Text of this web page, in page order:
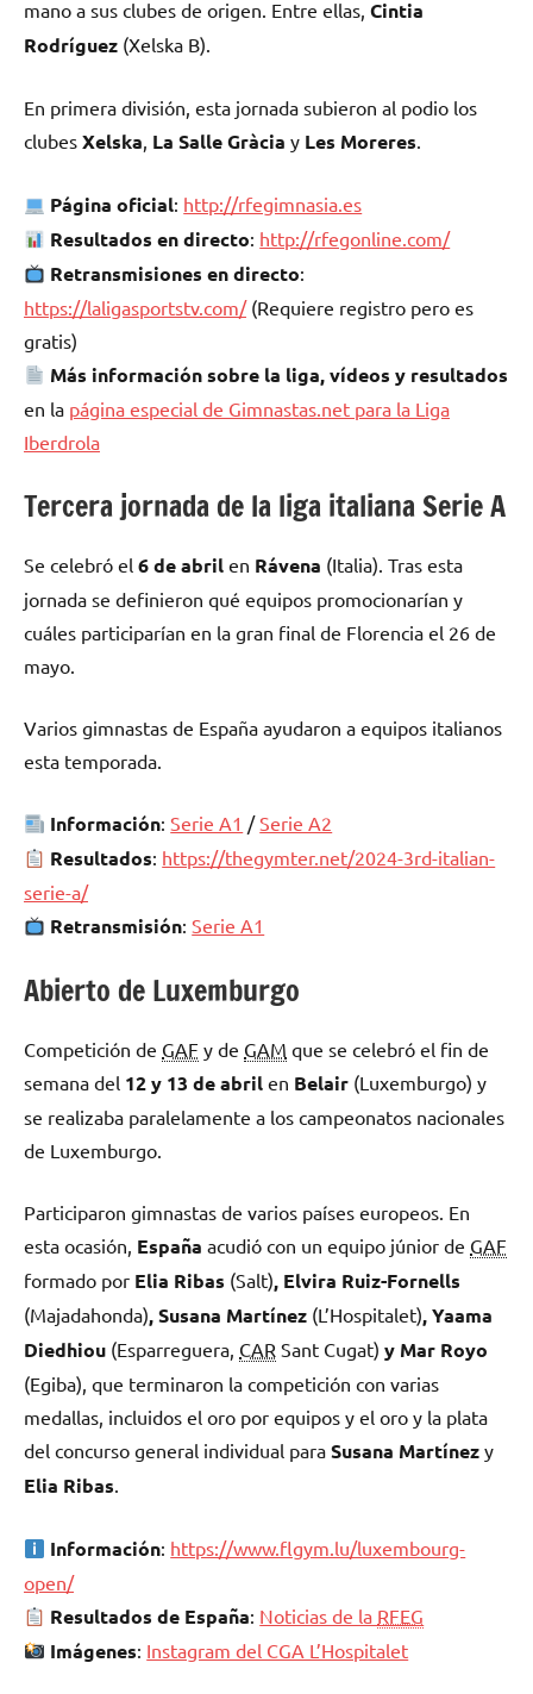
mano a sus clubes de origen. Entre ellas, Cintia
Rodríguez (Xelska B).
En primera división, esta jornada subieron al podio los
clubes Xelska, La Salle Gràcia y Les Moreres.
Página oficial: http://rfegimnasia.es
Resultados en directo: http://rfegonline.com/
Retransmisiones en directo:
https://laligasportstv.com/(Requiere registro pero es
gratis)
Más información sobre la liga, vídeos y resultados
en la página especial de Gimnastas.net para la Liga
Iberdrola
Tercera jornada de la liga italiana Serie A
Se celebró el 6 de abril en Rávena (Italia). Tras esta
jornada se definieron qué equipos promocionarían y
cuáles participarían en la gran final de Florencia el 26 de
mayo.
Varios gimnastas de España ayudaron a equipos italianos
esta temporada.
Información:Serie A1 /Serie A2
Resultados: https://thegymter.net/2024-3rd-italian-
serie-a/
Retransmisión:Serie A1
Abierto de Luxemburgo
Competición de GAF y de GAM que se celebró el fin de
semana del 12 y 13 de abril en Belair (Luxemburgo) y
se realizaba paralelamente a los campeonatos nacionales
de Luxemburgo.
Participaron gimnastas de varios países europeos. En
esta ocasión, España acudió con un equipo júnior de GAF
formado por Elia Ribas (Salt), Elvira Ruiz-Fornells
(Majadahonda), Susana Martínez (L’Hospitalet), Yaama
Diedhiou (Esparreguera, CAR Sant Cugat) y Mar Royo
(Egiba), que terminaron la competición con varias
medallas, incluidos el oro por equipos y el oro y la plata
del concurso general individual para Susana Martínez y
Elia Ribas.
Información: https://www.flgym.lu/luxembourg-
open/
Resultados de España: Noticias de la RFEG
Imágenes: Instagram del CGA L’Hospitalet